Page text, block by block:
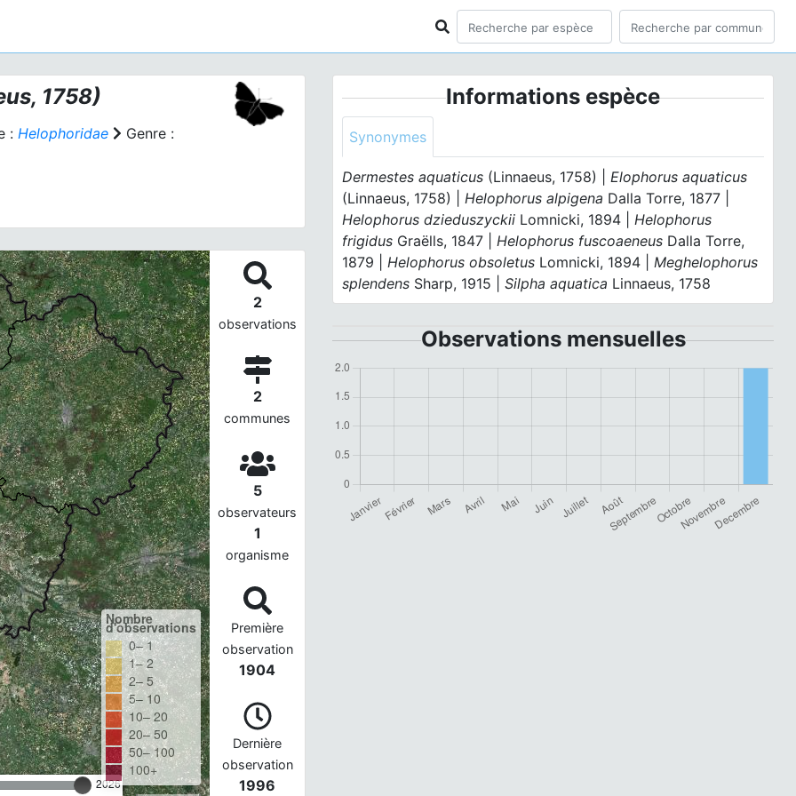
1758)
: Helophoridae Genre :
2026
Nombre
d'observations
0– 1
1– 2
2– 5
5– 10
10– 20
20– 50
50– 100
100+
2
observations
2
communes
5
observateurs
1
organisme
Première
observation
1904
Dernière
observation
1996
Informations espèce
Synonymes
Dermestes aquaticus (Linnaeus, 1758) |Elophorus aquaticus
(Linnaeus, 1758) |Helophorus alpigena Dalla Torre, 1877 |
Helophorus dzieduszyckii Lomnicki, 1894 |Helophorus
frigidus Graëlls, 1847 |Helophorus fuscoaeneus Dalla Torre,
1879 |Helophorus obsoletus Lomnicki, 1894 |Meghelophorus
splendens Sharp, 1915 |Silpha aquatica Linnaeus, 1758
Observations mensuelles